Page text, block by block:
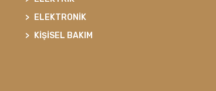
ELEKTRONİK
KİŞİSEL BAKIM